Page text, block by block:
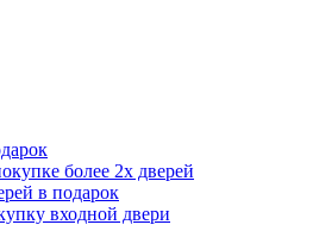
более 2х дверей
в подарок
входной двери